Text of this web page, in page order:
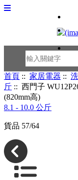
首頁 :: 家居電器 ::
斤 :: 西門子
(820mm高)
8.1 - 10.0 公斤
貨品 57/64